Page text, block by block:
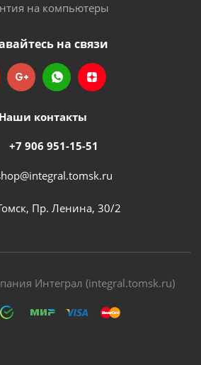
на компьютеры
на связи
Наши контакты
+7 906 951-15-51
Пр. Ленина, 30/2
Интеграл (integral.tomsk.ru)